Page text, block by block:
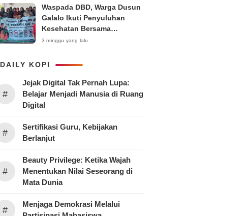
Waspada DBD, Warga Dusun
Galalo Ikuti Penyuluhan
Kesehatan Bersama
Mahasiswa Pemberdayaan
Surabaya 2026
3 minggu yang lalu
DAILY KOPI
#
Jejak Digital Tak Pernah Lupa:
Belajar Menjadi Manusia di Ruang
Digital
#
Sertifikasi Guru, Kebijakan
Berlanjut
#
Beauty Privilege: Ketika Wajah
Menentukan Nilai Seseorang di
Mata Dunia
#
Menjaga Demokrasi Melalui